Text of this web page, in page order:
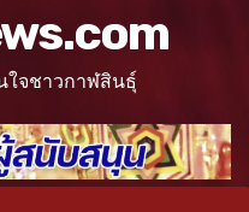
ใจชาวกาฬสินธุ์